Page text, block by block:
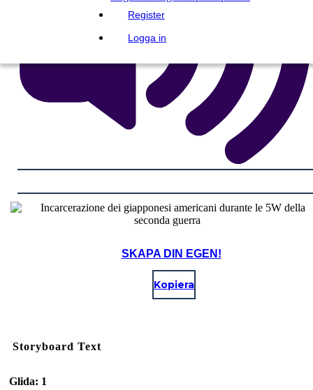
Register
Logga in
SKAPA DIN EGEN!
Kopiera
Storyboard Text
Glida: 1